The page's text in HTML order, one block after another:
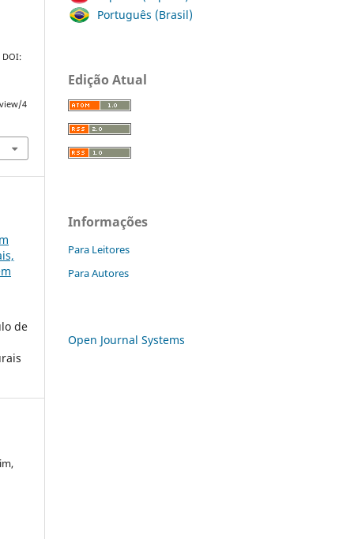
DOI:
4
de
Português (Brasil)
Edição Atual
Informações
Para Leitores
Para Autores
Open Journal Systems